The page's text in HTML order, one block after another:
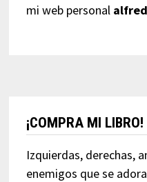
mi web personal
¡COMPRA MI LIBRO!
Izquierdas, derechas,
enemigos que se